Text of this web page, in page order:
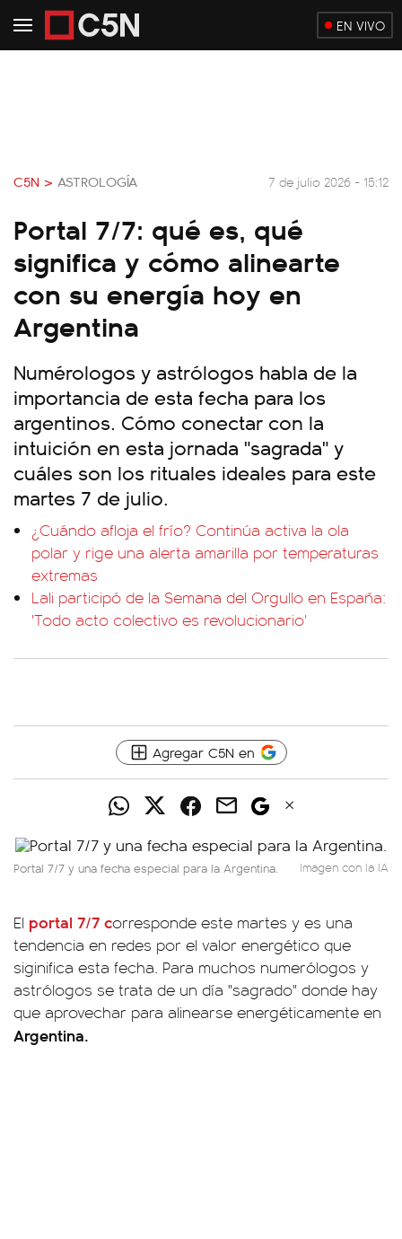
EN VIVO
C5N > ASTROLOGÍA 7 de julio 2026 - 15:12
Portal 7/7: qué es, qué
significa y cómo alinearte
con su energía hoy en
Argentina
Numérologos y astrólogos habla de la
importancia de esta fecha para los
argentinos. Cómo conectar con la
intuición en esta jornada "sagrada" y
cuáles son los rituales ideales para este
martes 7 de julio.
¿Cuándo afloja el frío? Continúa activa la ola
polar y rige una alerta amarilla por temperaturas
extremas
Lali participó de la Semana del Orgullo en España:
'Todo acto colectivo es revolucionario'
Agregar C5N en
Portal 7/7 y una fecha especial para la Argentina. Imagen con la IA
El portal 7/7 corresponde este martes y es una
tendencia en redes por el valor energético que
siginifica esta fecha. Para muchos numerólogos y
astrólogos se trata de un día "sagrado" donde hay
que aprovechar para alinearse energéticamente en
Argentina.